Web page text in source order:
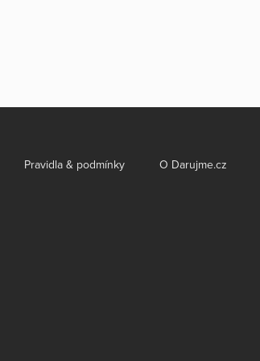
Pravidla & podmínky O Darujme.cz